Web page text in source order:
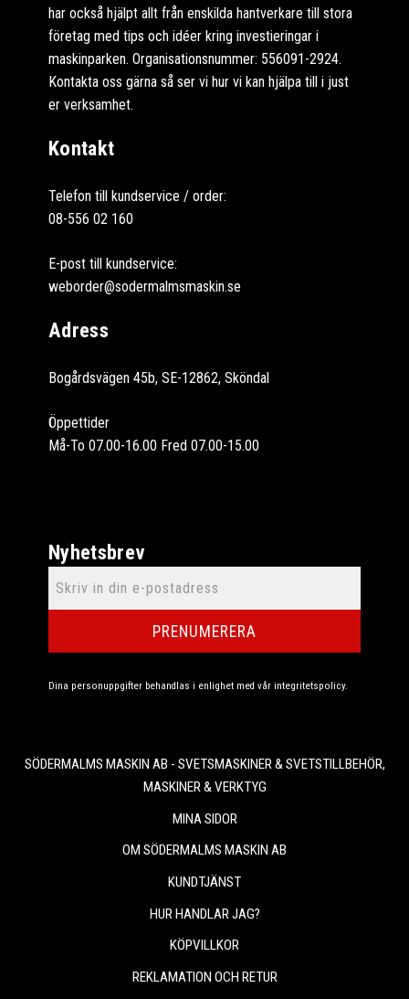
har också hjälpt allt från enskilda hantverkare till stora
företag med tips och idéer kring investieringar i
maskinparken. Organisationsnummer: 556091-2924.
Kontakta oss gärna så ser vi hur vi kan hjälpa till i just
er verksamhet.
Kontakt
Telefon till kundservice / order:
08-556 02 160
E-post till kundservice:
weborder@sodermalmsmaskin.se
Adress
Bogårdsvägen 45b, SE-12862, Sköndal
Öppettider
Må-To 07.00-16.00 Fred 07.00-15.00
Nyhetsbrev
PRENUMERERA
Dina personuppgifter behandlas i enlighet med vår integritetspolicy.
SÖDERMALMS MASKIN AB - SVETSMASKINER & SVETSTILLBEHÖR,
MASKINER & VERKTYG
MINA SIDOR
OM SÖDERMALMS MASKIN AB
KUNDTJÄNST
HUR HANDLAR JAG?
KÖPVILLKOR
REKLAMATION OCH RETUR